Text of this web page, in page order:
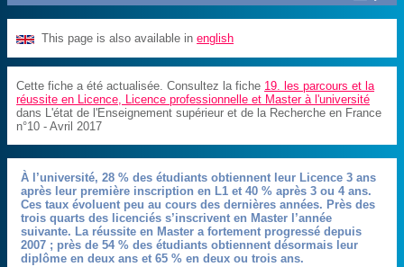
This page is also available inenglish
Cette fiche a été actualisée. Consultez la fiche 19. les parcours et la
réussite en Licence, Licence professionnelle et Master à l'université
dans L'état de l'Enseignement supérieur et de la Recherche en France
n°10 - Avril 2017
À l’université, 28 % des étudiants obtiennent leur Licence 3 ans
après leur première inscription en L1 et 40 % après 3 ou 4 ans.
Ces taux évoluent peu au cours des dernières années. Près des
trois quarts des licenciés s’inscrivent en Master l’année
suivante. La réussite en Master a fortement progressé depuis
2007 ; près de 54 % des étudiants obtiennent désormais leur
diplôme en deux ans et 65 % en deux ou trois ans.